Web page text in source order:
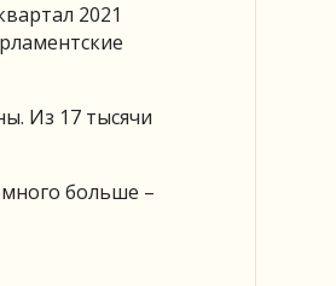
2021
Из 17 тысячи
больше –